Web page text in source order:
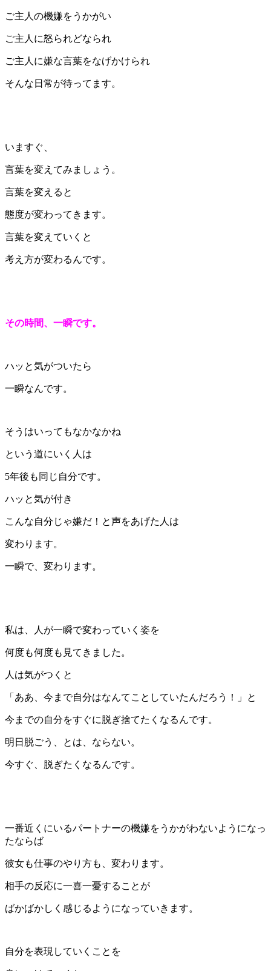
ご主人の機嫌をうかがい
ご主人に怒られどなられ
ご主人に嫌な言葉をなげかけられ
そんな日常が待ってます。
いますぐ、
言葉を変えてみましょう。
言葉を変えると
態度が変わってきます。
言葉を変えていくと
考え方が変わるんです。
その時間、一瞬です。
ハッと気がついたら
一瞬なんです。
そうはいってもなかなかね
という道にいく人は
5年後も同じ自分です。
ハッと気が付き
こんな自分じゃ嫌だ！と声をあげた人は
変わります。
一瞬で、変わります。
私は、人が一瞬で変わっていく姿を
何度も何度も見てきました。
人は気がつくと
「ああ、今まで自分はなんてことしていたんだろう！」と
今までの自分をすぐに脱ぎ捨てたくなるんです。
明日脱ごう、とは、ならない。
今すぐ、脱ぎたくなるんです。
一番近くにいるパートナーの機嫌をうかがわないようになっ
たならば
彼女も仕事のやり方も、変わります。
相手の反応に一喜一憂することが
ばかばかしく感じるようになっていきます。
自分を表現していくことを